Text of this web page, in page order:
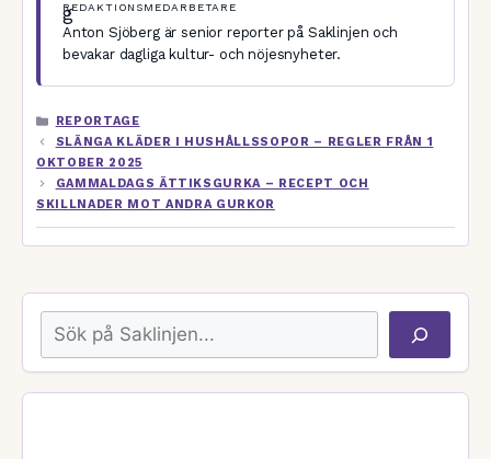
REDAKTIONSMEDARBETARE
Anton Sjöberg är senior reporter på Saklinjen och
bevakar dagliga kultur- och nöjesnyheter.
KATEGORIER
REPORTAGE
SLÄNGA KLÄDER I HUSHÅLLSSOPOR – REGLER FRÅN 1
OKTOBER 2025
GAMMALDAGS ÄTTIKSGURKA – RECEPT OCH
SKILLNADER MOT ANDRA GURKOR
Sök